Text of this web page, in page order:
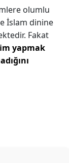
olumlu
İslam dinine
Fakat
yapmak